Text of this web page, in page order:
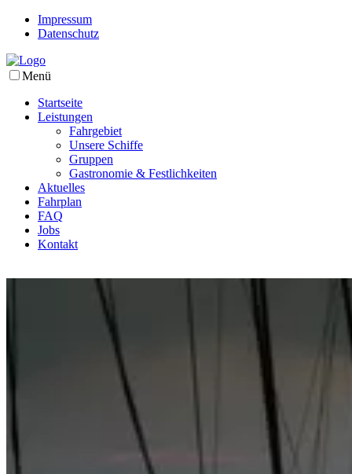
Impressum
Datenschutz
Menü
Startseite
Leistungen
Fahrgebiet
Unsere Schiffe
Gruppen
Gastronomie & Festlichkeiten
Aktuelles
Fahrplan
FAQ
Jobs
Kontakt